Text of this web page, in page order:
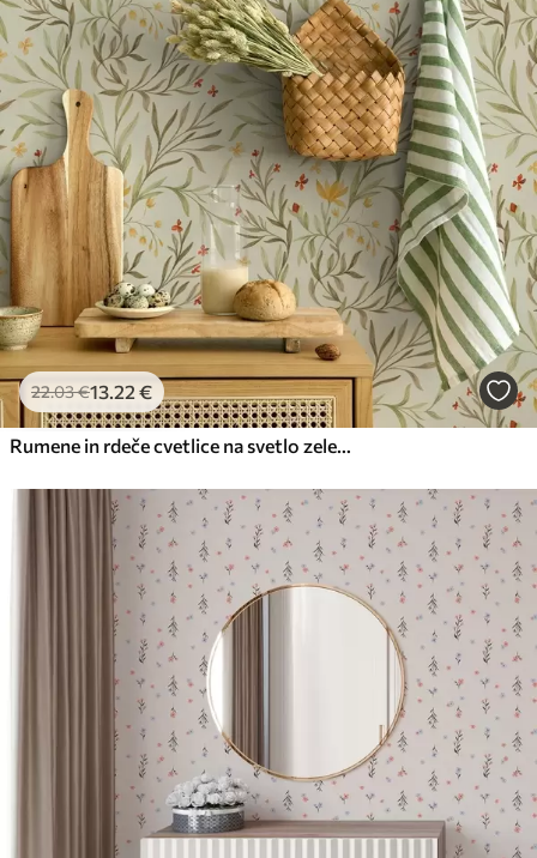
Način uporabe Brezhibna uporaba
Razpoložljivi materiali
Standard
45 .00 27.00€/m²
Premium
56 .6734.00€/m²
Premium vinil
65.00 39 €/m²
22.03€13.22 €
Rumene in rdeče cvetlice na svetlo zelenkastem ozadju